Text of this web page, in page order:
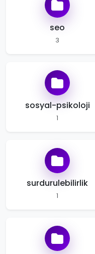
seo
3
sosyal-psikoloji
1
surdurulebilirlik
1